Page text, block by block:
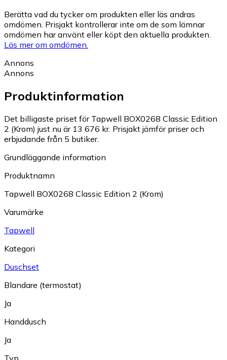
Berätta vad du tycker om produkten eller läs andras
omdömen. Prisjakt kontrollerar inte om de som lämnar
omdömen har använt eller köpt den aktuella produkten.
Läs mer om omdömen.
Annons
Annons
Produktinformation
Det billigaste priset för Tapwell BOX0268 Classic Edition
2 (Krom) just nu är 13 676 kr. Prisjakt jämför priser och
erbjudande från 5 butiker.
Grundläggande information
Produktnamn
Tapwell BOX0268 Classic Edition 2 (Krom)
Varumärke
Tapwell
Kategori
Duschset
Blandare (termostat)
Ja
Handdusch
Ja